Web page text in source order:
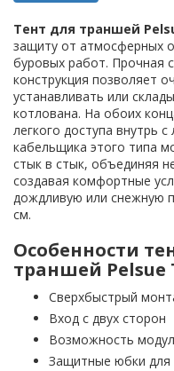
Тент для траншей
защиту от атмосферных
буровых работ. Прочная
конструкция позволяет
устанавливать или
котлована. На обоих
легкого доступа внутрь
кабельщика этого типа
стык в стык, объединяя
создавая комфортные
дождливую или снежную
см.
Особенности
траншей Pelsue
Сверхбыстрый
Вход с двух сторон
Возможность
Защитные юбки